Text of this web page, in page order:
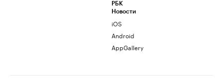
РБК
Новости
iOS
Android
AppGallery